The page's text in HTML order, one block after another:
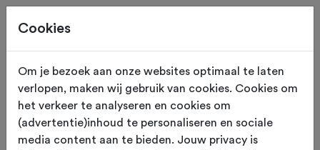
Oosterhesselen Drenthe
De Hesseler Fietsers
Cookies
Om je bezoek aan onze websites optimaal te laten
verlopen, maken wij gebruik van cookies. Cookies om
het verkeer te analyseren en cookies om
(advertentie)inhoud te personaliseren en sociale
media content aan te bieden. Jouw privacy is